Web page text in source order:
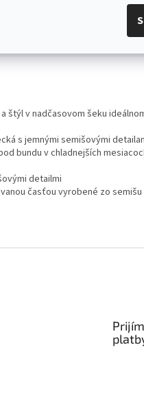
štýl v nadčasovom šeku
s jemnými semišovými
bundu v chladnejších
detailmi
časťou vyrobené zo semišu